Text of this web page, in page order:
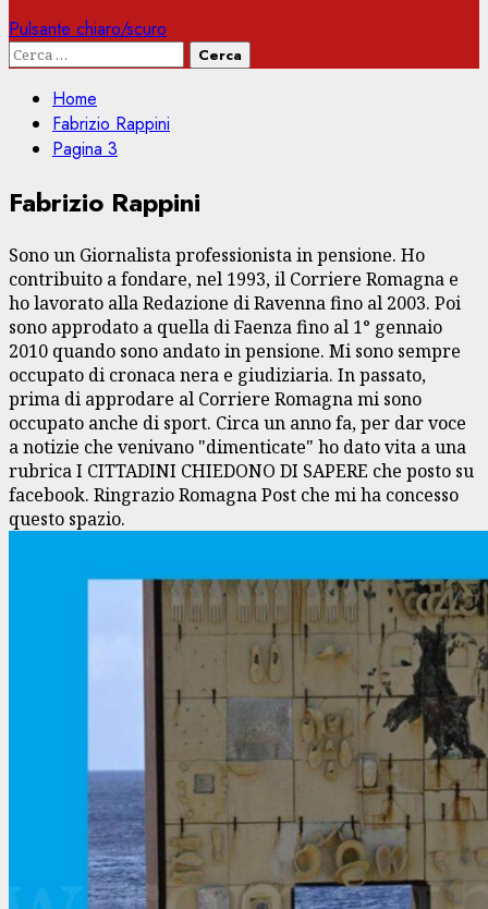
Pulsante chiaro/scuro
Ricerca
Home
Fabrizio Rappini
Pagina 3
Fabrizio Rappini
Sono un Giornalista professionista in pensione. Ho
contribuito a fondare, nel 1993, il Corriere Romagna e
ho lavorato alla Redazione di Ravenna fino al 2003. Poi
sono approdato a quella di Faenza fino al 1° gennaio
2010 quando sono andato in pensione. Mi sono sempre
occupato di cronaca nera e giudiziaria. In passato,
prima di approdare al Corriere Romagna mi sono
occupato anche di sport. Circa un anno fa, per dar voce
a notizie che venivano "dimenticate" ho dato vita a una
rubrica I CITTADINI CHIEDONO DI SAPERE che posto su
facebook. Ringrazio Romagna Post che mi ha concesso
questo spazio.